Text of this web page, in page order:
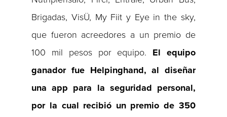
Brigadas, VisÜ, My Fiit y Eye in the sky,
que fueron acreedores a un premio de
100 mil pesos por equipo. El equipo
ganador fue Helpinghand, al diseñar
una app para la seguridad personal,
por la cual recibió un premio de 350